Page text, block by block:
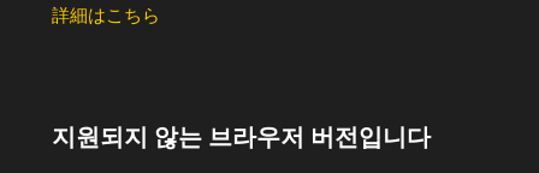
詳細はこちら
지원되지 않는 브라우저 버전입니다